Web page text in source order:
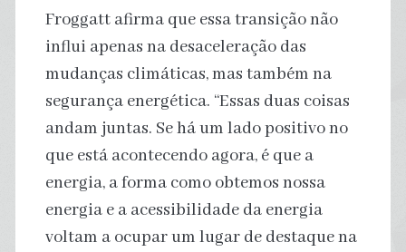
Froggatt afirma que essa transição não
influi apenas na desaceleração das
mudanças climáticas, mas também na
segurança energética. “Essas duas coisas
andam juntas. Se há um lado positivo no
que está acontecendo agora, é que a
energia, a forma como obtemos nossa
energia e a acessibilidade da energia
voltam a ocupar um lugar de destaque na